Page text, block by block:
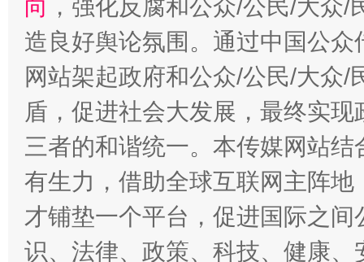
向 ，强化反腐和公众/公民/大众
造良好舆论氛围。通过中国公
网站架起政府和公众/公民/大众
盾，促进社会大发展，最终实
三者的和谐统一。本传媒网站
有生力，借助全球互联网主阵
才铺垫一个平台，促进国际之
识、法律、政策、科技、健康